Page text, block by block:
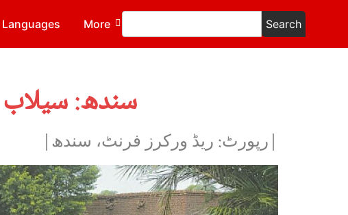
More Search
سندھ: سیلاب
|رپورٹ: ریڈ ورکرز فرنٹ، سندھ|